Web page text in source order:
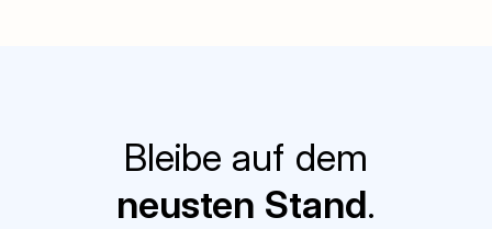
Bleibe auf dem
neusten Stand.